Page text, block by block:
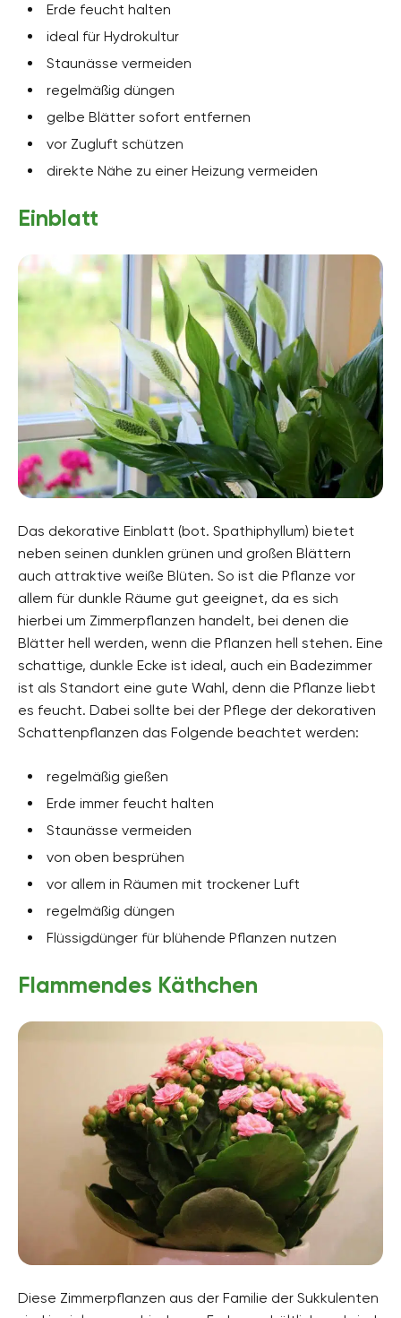
Erde feucht halten
ideal für Hydrokultur
Staunässe vermeiden
regelmäßig düngen
gelbe Blätter sofort entfernen
vor Zugluft schützen
direkte Nähe zu einer Heizung vermeiden
Einblatt
Das dekorative Einblatt (bot. Spathiphyllum) bietet
neben seinen dunklen grünen und großen Blättern
auch attraktive weiße Blüten. So ist die Pflanze vor
allem für dunkle Räume gut geeignet, da es sich
hierbei um Zimmerpflanzen handelt, bei denen die
Blätter hell werden, wenn die Pflanzen hell stehen. Eine
schattige, dunkle Ecke ist ideal, auch ein Badezimmer
ist als Standort eine gute Wahl, denn die Pflanze liebt
es feucht. Dabei sollte bei der Pflege der dekorativen
Schattenpflanzen das Folgende beachtet werden:
regelmäßig gießen
Erde immer feucht halten
Staunässe vermeiden
von oben besprühen
vor allem in Räumen mit trockener Luft
regelmäßig düngen
Flüssigdünger für blühende Pflanzen nutzen
Flammendes Käthchen
Diese Zimmerpflanzen aus der Familie der Sukkulenten